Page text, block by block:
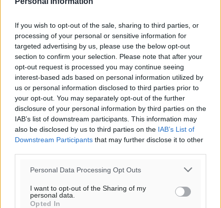
If you wish to opt-out of the sale, sharing to third parties, or
processing of your personal or sensitive information for
targeted advertising by us, please use the below opt-out
section to confirm your selection. Please note that after your
opt-out request is processed you may continue seeing
interest-based ads based on personal information utilized by
us or personal information disclosed to third parties prior to
your opt-out. You may separately opt-out of the further
disclosure of your personal information by third parties on the
IAB’s list of downstream participants. This information may
also be disclosed by us to third parties on the IAB’s List of
Downstream Participants that may further disclose it to other
Personal Data Processing Opt Outs
I want to opt-out of the Sharing of my
personal data.
Opted In
31°
82 %
13km/h
31°/31°
06:19
20:05
πρόγνωση:
32°
ΔΕ
29